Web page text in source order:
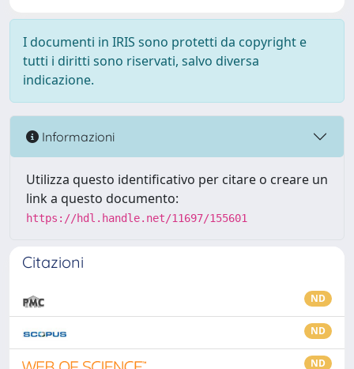
I documenti in IRIS sono protetti da copyright e
tutti i diritti sono riservati, salvo diversa
indicazione.
Informazioni
Utilizza questo identificativo per citare o creare un
link a questo documento:
https://hdl.handle.net/11697/155601
Citazioni
ND
ND
ND